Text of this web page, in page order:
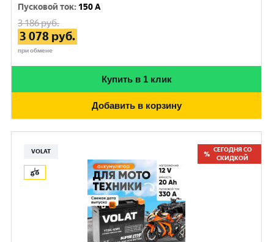
Пусковой ток: 150 A
3 186руб.
3 078 руб.
при обмене
Купить в 1 клик
Добавить в корзину
VOLAT
СЕГОДНЯ СО
СКИДКОЙ